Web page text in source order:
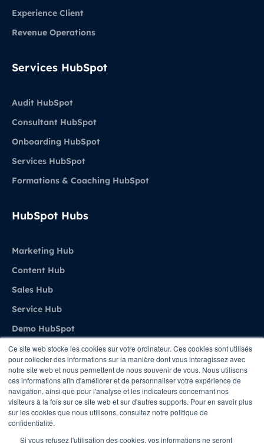
Ce site web stocke les cookies sur votre ordinateur. Ces cookies sont utilisés
pour collecter des informations sur la manière dont vous interagissez avec
notre site web et nous permettent de nous souvenir de vous. Nous utilisons
ces informations afin d'améliorer et de personnaliser votre expérience de
navigation, ainsi que pour l'analyse et les indicateurs concernant nos
visiteurs à la fois sur ce site web et sur d'autres supports. Pour en savoir plus
sur les cookies que nous utilisons, consultez notre politique de
confidentialité.
Si vous refusez l'utilisation des cookies, vos informations ne seront
Experience Client
Revenue Operations
Services HubSpot
Audit HubSpot
Consultant HubSpot
Onboarding HubSpot
Services HubSpot
Formations & Coaching HubSpot
HubSpot Hubs
Marketing Hub
Content Hub
Sales Hub
Service Hub
Demo HubSpot
Agence
A propos de Stratenet
Stratenet X HubSpot
Nous Contacter